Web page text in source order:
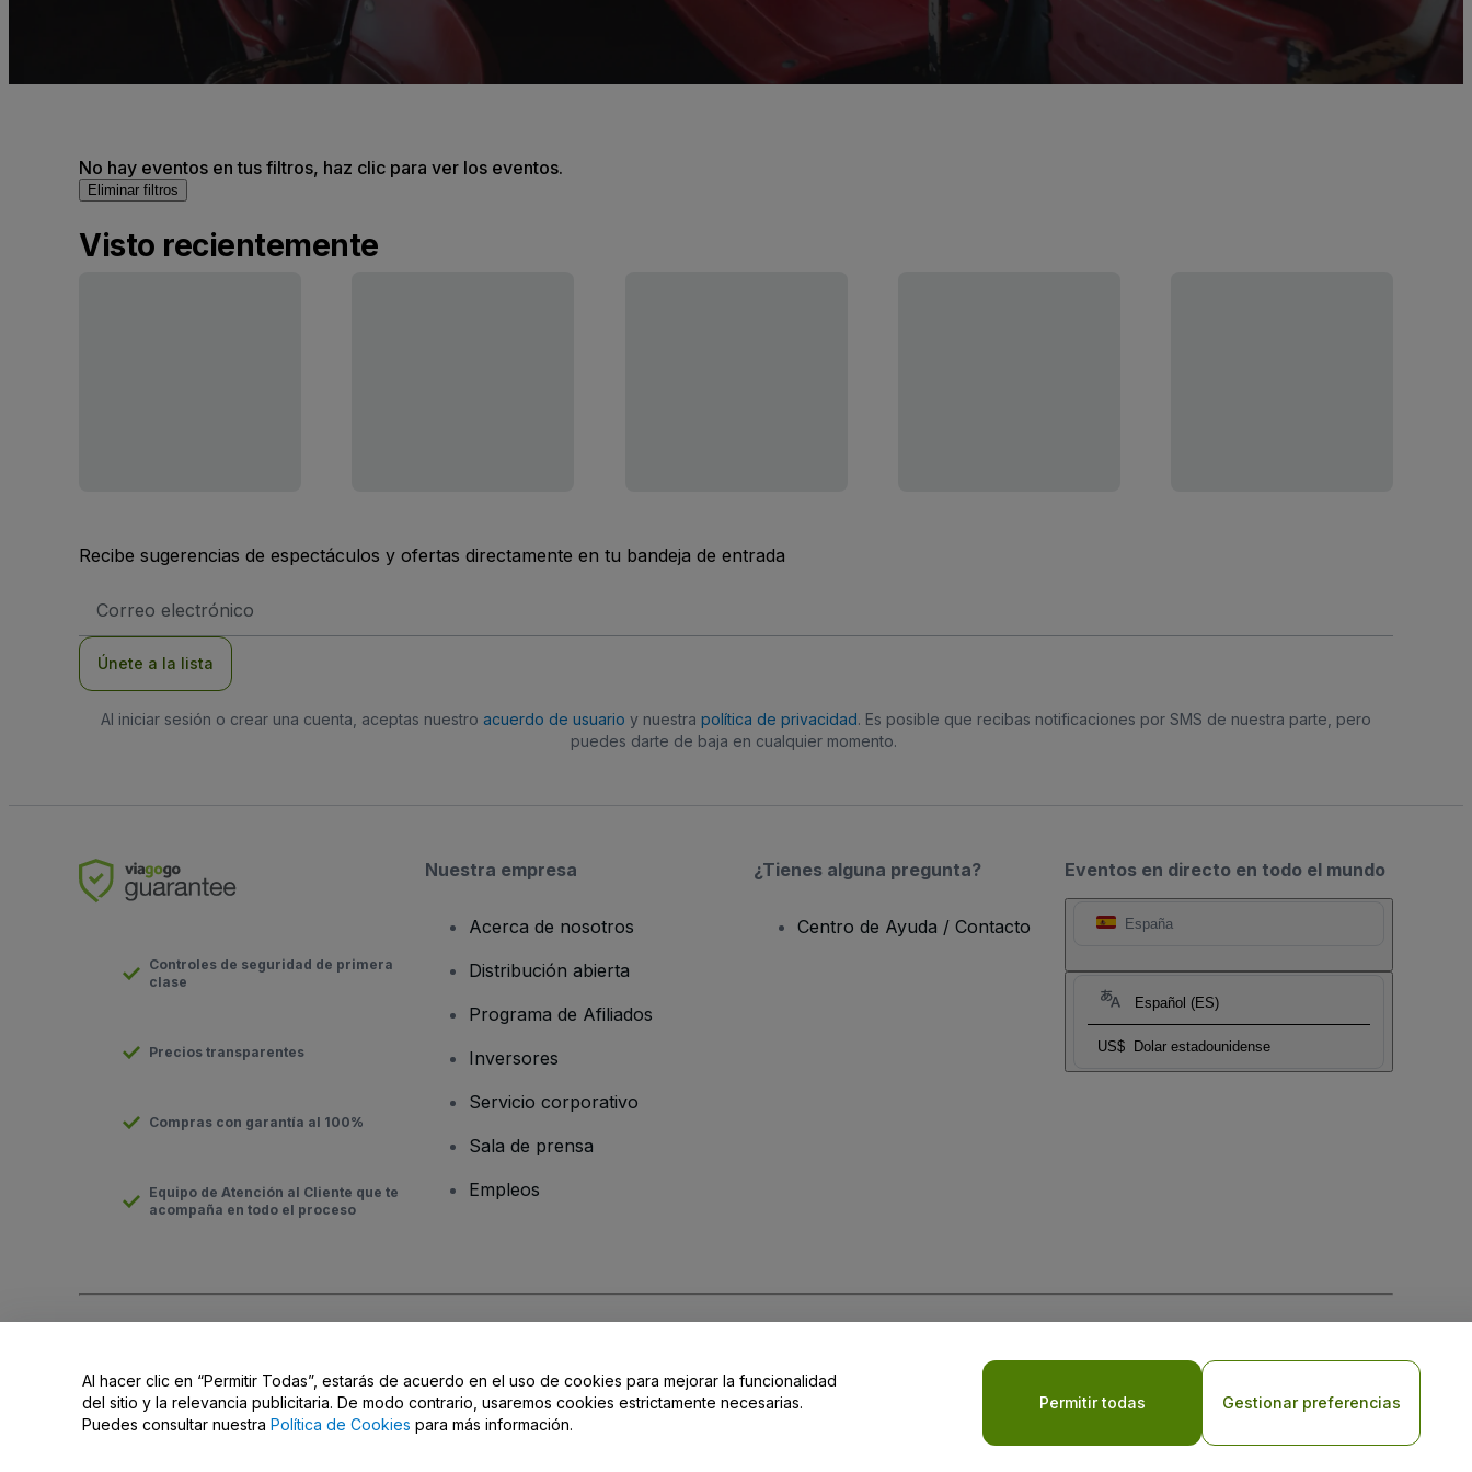
No hay eventos en tus filtros, haz clic para ver los eventos.
Eliminar filtros
Visto recientemente
Recibe sugerencias de espectáculos y ofertas directamente en tu bandeja de entrada
de
Únete a la lista
Al iniciar sesión o crear una cuenta, aceptas nuestro acuerdo de usuario y nuestra política de privacidad. Es posible que recibas notificaciones por SMS de nuestra parte, pero
puedes darte de baja en cualquier momento.
Eventos en directo en todo el mundo
España
Español (ES)
US$ Dolar estadounidense
Controles de seguridad de primera
clase
Precios transparentes
Compras con garantía al 100%
Equipo de Atención al Cliente que te
acompaña en todo el proceso
Nuestra empresa
Acerca de nosotros
Distribución abierta
Programa de Afiliados
Inversores
Servicio corporativo
Sala de prensa
Empleos
¿Tienes alguna pregunta?
Centro de Ayuda / Contacto
y de laPolítica de Privacidad para Móviles
Do Not Share My Personal Information/Your Privacy Choices
Al hacer clic en “Permitir Todas”, estarás de acuerdo en el uso de cookies para mejorar la funcionalidad
del sitio y la relevancia publicitaria. De modo contrario, usaremos cookies estrictamente necesarias.
Puedes consultar nuestra Política de Cookies para más información.
Permitir todas Gestionar preferencias